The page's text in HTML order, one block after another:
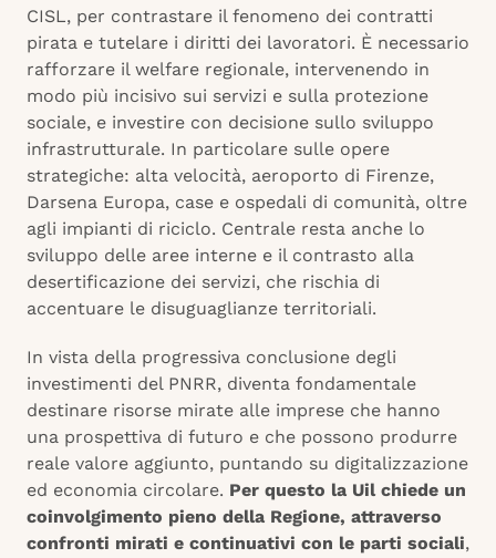
CISL, per contrastare il fenomeno dei contratti
pirata e tutelare i diritti dei lavoratori. È necessario
rafforzare il welfare regionale, intervenendo in
modo più incisivo sui servizi e sulla protezione
sociale, e investire con decisione sullo sviluppo
infrastrutturale. In particolare sulle opere
strategiche: alta velocità, aeroporto di Firenze,
Darsena Europa, case e ospedali di comunità, oltre
agli impianti di riciclo. Centrale resta anche lo
sviluppo delle aree interne e il contrasto alla
desertificazione dei servizi, che rischia di
accentuare le disuguaglianze territoriali.
In vista della progressiva conclusione degli
investimenti del PNRR, diventa fondamentale
destinare risorse mirate alle imprese che hanno
una prospettiva di futuro e che possono produrre
reale valore aggiunto, puntando su digitalizzazione
ed economia circolare. Per questo la Uil chiede un
coinvolgimento pieno della Regione, attraverso
confronti mirati e continuativi con le parti sociali,